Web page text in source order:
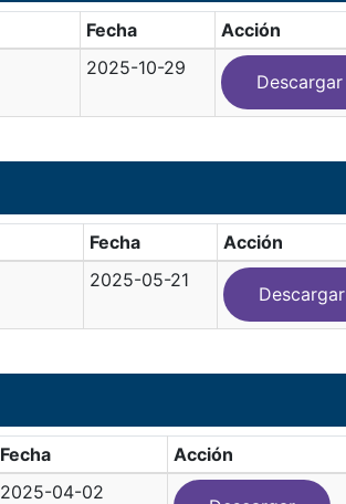
Fecha
Acción
2025-10-29
Descargar
Fecha
Acción
2025-05-21
Descargar
Fecha
Acción
2025-04-02